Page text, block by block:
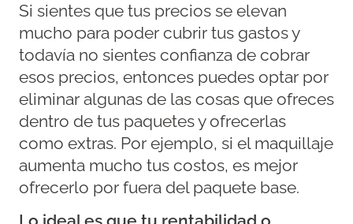
Si sientes que tus precios se elevan
mucho para poder cubrir tus gastos y
todavía no sientes confianza de cobrar
esos precios, entonces puedes optar por
eliminar algunas de las cosas que ofreces
dentro de tus paquetes y ofrecerlas
como extras. Por ejemplo, si el maquillaje
aumenta mucho tus costos, es mejor
ofrecerlo por fuera del paquete base.